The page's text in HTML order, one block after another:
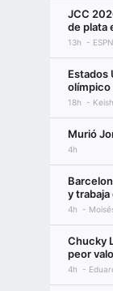
JCC
de plata
13h ESPN
Estados
olímpico
18h
Murió
4h
y trabaja
4h
Chucky
peor
4h